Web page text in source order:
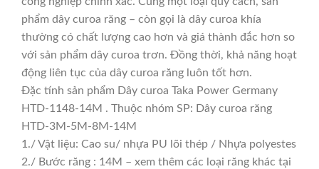
phẩm dây curoa răng – còn gọi là dây curoa khía
thường có chất lượng cao hơn và giá thành đắc hơn so
với sản phẩm dây curoa trơn. Đồng thời, khả năng hoạt
động liên tục của dây curoa răng luôn tốt hơn.
Đặc tính sản phẩm Dây curoa Taka Power Germany
HTD-1148-14M . Thuộc nhóm SP: Dây curoa răng
HTD-3M-5M-8M-14M
1./ Vật liệu: Cao su/ nhựa PU lõi thép / Nhựa polyestes
2./ Bước răng : 14M – xem thêm các loại răng khác tại